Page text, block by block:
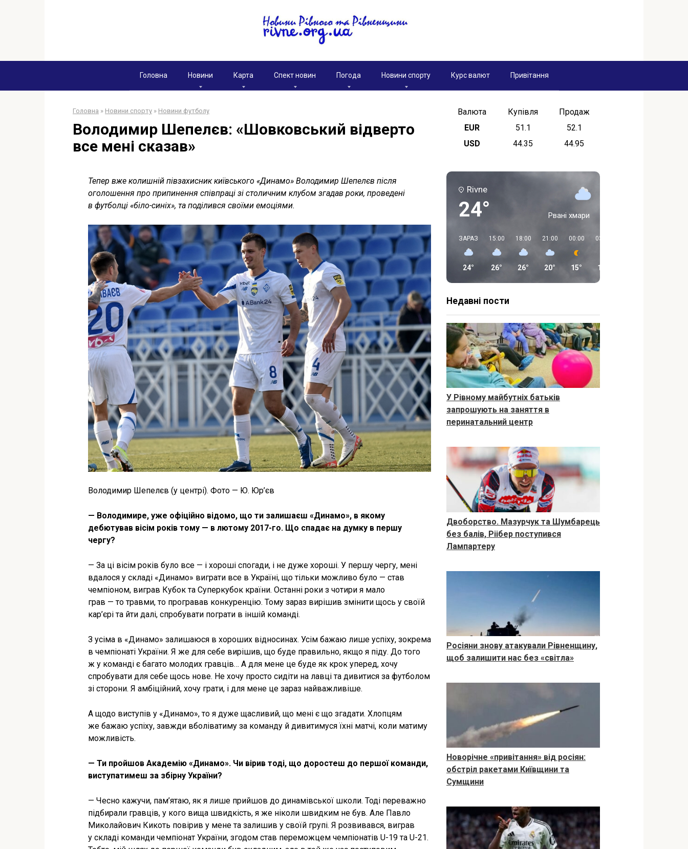
Головна Новини Карта Спект новин Погода Новини спорту Курс валют Привітання
Головна » Новини спорту » Новини футболу
Володимир Шепелєв: «Шовковський відверто
все мені сказав»
Тепер вже колишній півзахисник київського «Динамо» Володимир Шепелєв після
оголошення про припинення співпраці зі столичним клубом згадав роки, проведені
в футболці «біло-синіх», та поділився своїми емоціями.
Володимир Шепелєв (у центрі). Фото — Ю. Юр’єв
— Володимире, уже офіційно відомо, що ти залишаєш «Динамо», в якому
дебютував вісім років тому — в лютому 2017-го. Що спадає на думку в першу
чергу?
— За ці вісім років було все — і хороші спогади, і не дуже хороші. У першу чергу, мені
вдалося у складі «Динамо» виграти все в Україні, що тільки можливо було — став
чемпіоном, виграв Кубок та Суперкубок країни. Останні роки з чотири я мало
грав — то травми, то програвав конкуренцію. Тому зараз вирішив змінити щось у своїй
кар’єрі та йти далі, спробувати пограти в іншій команді.
З усіма в «Динамо» залишаюся в хороших відносинах. Усім бажаю лише успіху, зокрема
в чемпіонаті України. Я же для себе вирішив, що буде правильно, якщо я піду. До того
ж у команді є багато молодих гравців… А для мене це буде як крок уперед, хочу
спробувати для себе щось нове. Не хочу просто сидіти на лавці та дивитися за футболом
зі сторони. Я амбіційний, хочу грати, і для мене це зараз найважливіше.
А щодо виступів у «Динамо», то я дуже щасливий, що мені є що згадати. Хлопцям
же бажаю успіху, завжди вболіватиму за команду й дивитимуся їхні матчі, коли матиму
можливість.
— Ти пройшов Академію «Динамо». Чи вірив тоді, що доростеш до першої команди,
виступатимеш за збірну України?
— Чесно кажучи, пам’ятаю, як я лише прийшов до динамівської школи. Тоді переважно
підбирали гравців, у кого вища швидкість, я же ніколи швидким не був. Але Павло
Миколайович Кикоть повірив у мене та залишив у своїй групі. Я розвивався, виграв
у складі команди чемпіонат України, згодом став переможцем чемпіонатів U-19 та U-21.
Валюта Купівля
Продаж
EUR
51.1
52.1
USD
44.35 44.95
Rivne
24° Рвані хмари
ЗАРАЗ
24°
15:00
26°
18:00
26°
21:00
20°
00:00
15°
03:00
13°
Недавні пости
У Рівному майбутніх батьків
запрошують на заняття в
перинатальний центр
Двоборство. Мазурчук та Шумбарець
без балів, Ріібер поступився
Лампартеру
Росіяни знову атакували Рівненщину,
щоб залишити нас без «світла»
Новорічне «привітання» від росіян:
обстріл ракетами Київщини та
Сумщини